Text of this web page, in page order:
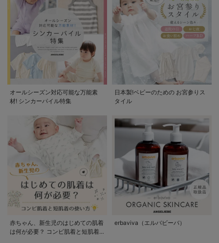
オールシーズン対応可能な万能素
材! シンカーパイル特集
日本製!ベビーのための お宮参りス
タイル
赤ちゃん、新生児のはじめての肌着
は何が必要？ コンビ肌着と短肌着
erbaviva（エルバビーバ）